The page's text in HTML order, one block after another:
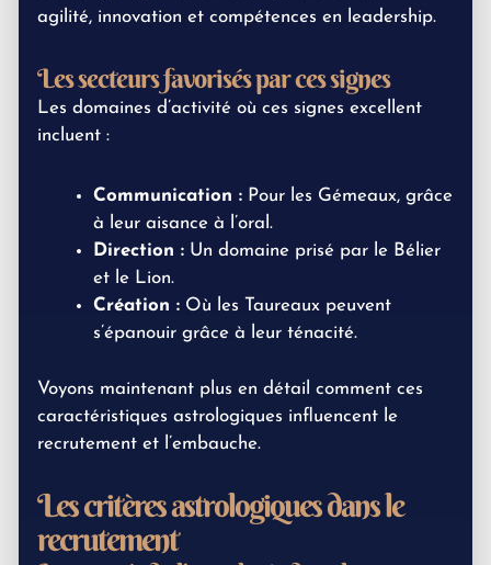
agilité, innovation et compétences en leadership.
Les secteurs favorisés par ces signes
Les domaines d’activité où ces signes excellent
incluent :
Communication : Pour les Gémeaux, grâce
à leur aisance à l’oral.
Direction : Un domaine prisé par le Bélier
et le Lion.
Création : Où les Taureaux peuvent
s’épanouir grâce à leur ténacité.
Voyons maintenant plus en détail comment ces
caractéristiques astrologiques influencent le
recrutement et l’embauche.
Les critères astrologiques dans le
recrutement